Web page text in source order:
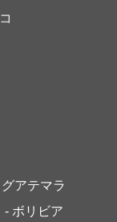
アテマラ
- ボリビア